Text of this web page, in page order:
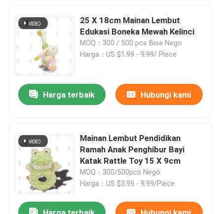
25 X 18cm Mainan Lembut
Edukasi Boneka Mewah Kelinci
MOQ：300 / 500 pcs Bisa Nego
Harga：US $1.99 - 9.99/ Piece
Harga terbaik Hubungi kami
Mainan Lembut Pendidikan
Ramah Anak Penghibur Bayi
Katak Rattle Toy 15 X 9cm
MOQ：300/500pcs Nego
Harga：US $3.99 - 9.99/Piece